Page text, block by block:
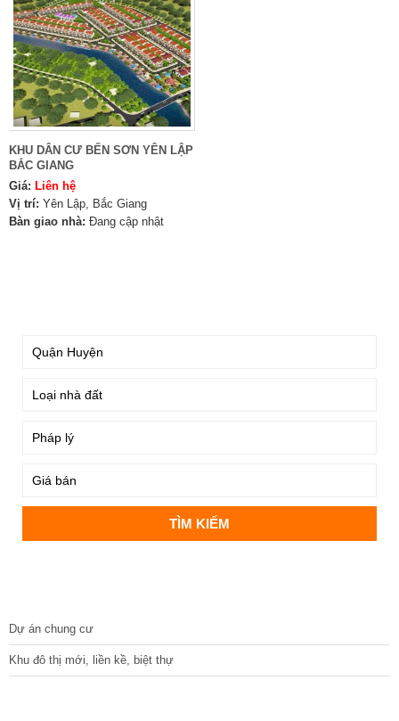
KHU DÂN CƯ BẾN SƠN YÊN LẬP
BẮC GIANG
Giá: Liên hệ
Vị trí: Yên Lập, Bắc Giang
Bàn giao nhà: Đang cập nhật
Dự án chung cư
Khu đô thị mới, liền kề, biệt thự